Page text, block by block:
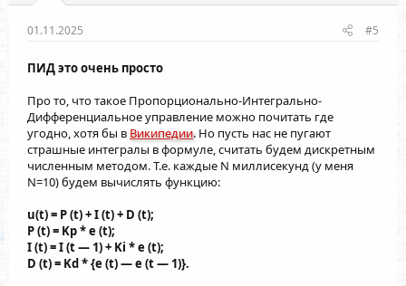
01.11.2025 #5
ПИД это очень просто
Про то, что такое Пропорционально-Интегрально-
Дифференциальное управление можно почитать где
угодно, хотя бы в Википедии. Но пусть нас не пугают
страшные интегралы в формуле, считать будем дискретным
численным методом. Т.е. каждые N миллисекунд (у меня
N=10) будем вычислять функцию:
u(t) = P (t) + I (t) + D (t);
P (t) = Kp * e (t);
I (t) = I (t — 1) + Ki * e (t);
D (t) = Kd * {e (t) — e (t — 1)}.